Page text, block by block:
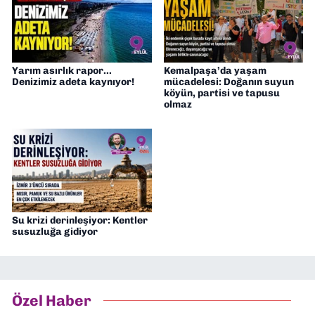
Yarım asırlık rapor...
Denizimiz adeta kaynıyor!
Kemalpaşa’da yaşam
mücadelesi: Doğanın suyun
köyün, partisi ve tapusu
olmaz
Su krizi derinleşiyor: Kentler
susuzluğa gidiyor
Özel Haber